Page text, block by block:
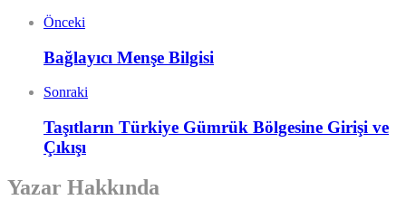
Önceki
Bağlayıcı Menşe Bilgisi
Sonraki
Taşıtların Türkiye Gümrük Bölgesine Girişi ve
Çıkışı
Yazar Hakkında